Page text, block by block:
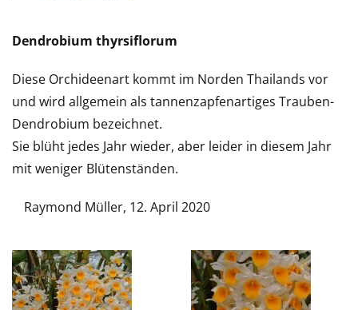
Dendrobium thyrsiflorum
Diese Orchideenart kommt im Norden Thailands vor
und wird allgemein als tannenzapfenartiges Trauben-
Dendrobium bezeichnet.
Sie blüht jedes Jahr wieder, aber leider in diesem Jahr
mit weniger Blütenständen.
Raymond Müller, 12. April 2020